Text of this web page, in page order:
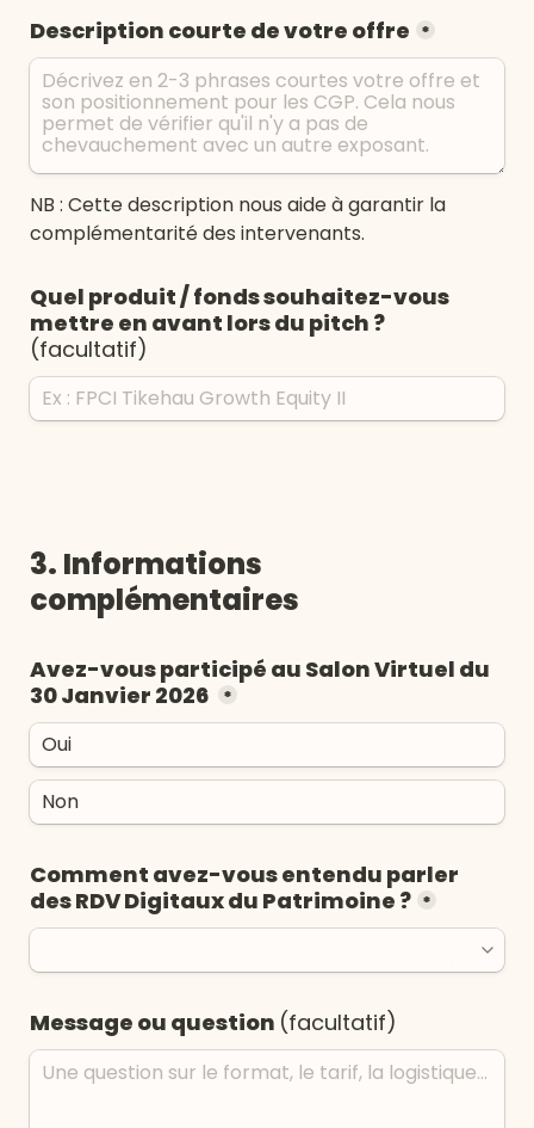
Description courte de votre offre *
NB : Cette description nous aide à garantir la
complémentarité des intervenants.
Quel produit / fonds souhaitez-vous
(facultatif)
3. Informations
complémentaires
Avez-vous participé au Salon Virtuel du
30 Janvier 2026
*
Oui
Non
Comment avez-vous entendu parler
des RDV Digitaux du Patrimoine ? *
Message ou question (facultatif)